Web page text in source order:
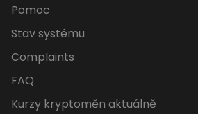
Pomoc
Stav systému
Complaints
FAQ
Kurzy kryptoměn aktuálně